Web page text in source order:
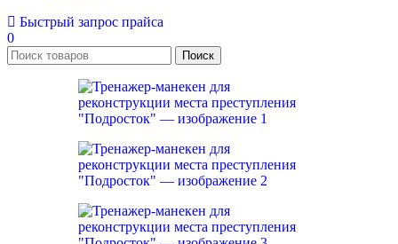
Быстрый запрос прайса
0
Поиск